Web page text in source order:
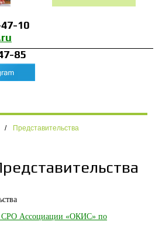
10
85
/ Представительства
СРО Ассоциации «ОКИС» по